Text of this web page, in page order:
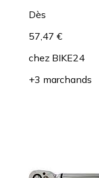
Dès
57,47 €
chez BIKE24
+3 marchands